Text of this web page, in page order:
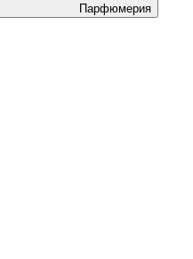
Парфюмерия